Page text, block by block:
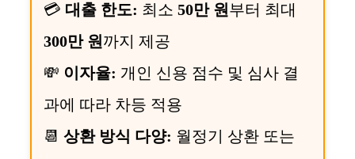
💳 대출 한도: 최소 50만 원 부터 최대
300만 원 까지 제공
💸 이자율: 개인 신용 점수 및 심사 결
과에 따라 차등 적용
📆 상환 방식 다양: 월정기 상환 또는